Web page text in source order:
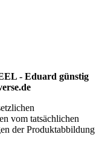
- Eduard günstig
vom tatsächlichen
der Produktabbildung